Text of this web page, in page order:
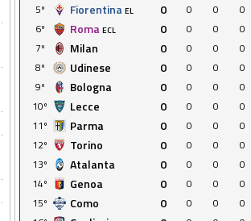
5º
Fiorentina EL 0 0 0 0
6º
Roma ECL 0 0 0 0
7º
Milan 0 0 0 0
8º
Udinese 0 0 0 0
9º
Bologna 0 0 0 0
10º
Lecce 0 0 0 0
11º
Parma 0 0 0 0
12º
Torino 0 0 0 0
13º
Atalanta 0 0 0 0
14º
Genoa 0 0 0 0
15º
Como 0 0 0 0